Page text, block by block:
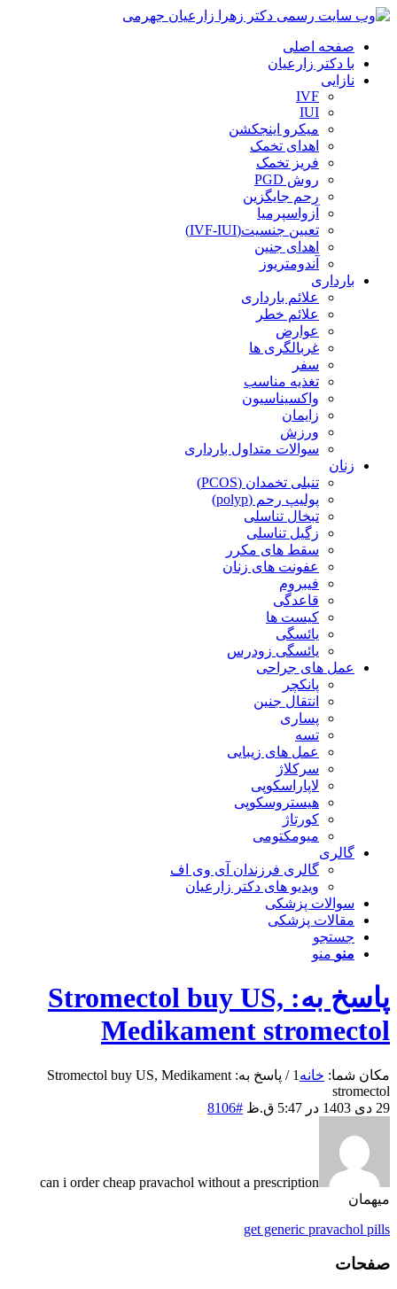
صفحه اصلی
با دکتر زارعیان
نازایی
IVF
IUI
میکرو اینجکشن
اهدای تخمک
فریز تخمک
روش PGD
رحم جایگزین
آزواسپرمیا
تعیین جنسیت(IVF-IUI)
اهدای جنین
آندومتریوز
بارداری
علائم بارداری
علائم خطر
عوارض
غربالگری ها
سفر
تغذیه مناسب
واکسیناسیون
زایمان
ورزش
سوالات متداول بارداری
زنان
تنبلی تخمدان (PCOS)
پولیپ رحم (polyp)
تبخال تناسلی
زگیل تناسلی
سقط های مکرر
عفونت های زنان
فیبروم
قاعدگی
کیست ها
یائسگی
یائسگی زودرس
عمل های جراحی
پانکچر
انتقال جنین
پساری
تسه
عمل های زیبایی
سرکلاژ
لاپاراسکوپی
هیستروسکوپی
کورتاژ
میومکتومی
گالری
گالری فرزندان آی وی اف
ویدیو های دکتر زارعیان
سوالات پزشکی
مقالات پزشکی
جستجو
منو منو
پاسخ به: Stromectol buy US,
Medikament stromectol
مکان شما: خانه 1
/
پاسخ به: Stromectol buy US, Medikament
stromectol
29 دی 1403 در 5:47 ق.ظ
#8106
can i order cheap pravachol without a prescription
میهمان
get generic pravachol pills
صفحات